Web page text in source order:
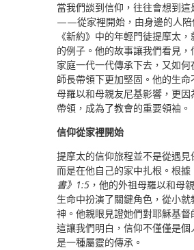
當我們談到信仰，往往會想到這
——從家裡開始，由身邊的人陪
《新約》中的年輕門徒提摩太
的例子。他的故事讓我們看見，
家庭一代一代傳承下去，又如何
師長帶領下更加堅固。他的生命
母羅以和母親友尼基影響，更因
帶領，成為了教會的重要領袖。
信仰從家裡開始
提摩太的信仰旅程並不是從遇見
而是在他自己的家中扎根。根據
書》1:5 ，他的外祖母羅以和母
生命中扮演了關鍵角色，從小就
神。他親眼見證她們對耶穌基督
這讓我們明白，信仰不僅僅是個
是一種屬靈的傳承。